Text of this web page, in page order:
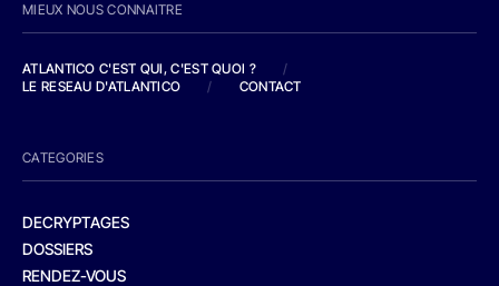
MIEUX NOUS CONNAITRE
ATLANTICO C'EST QUI, C'EST QUOI ?
/
LE RESEAU D'ATLANTICO
/ CONTACT
CATEGORIES
DECRYPTAGES
DOSSIERS
RENDEZ-VOUS